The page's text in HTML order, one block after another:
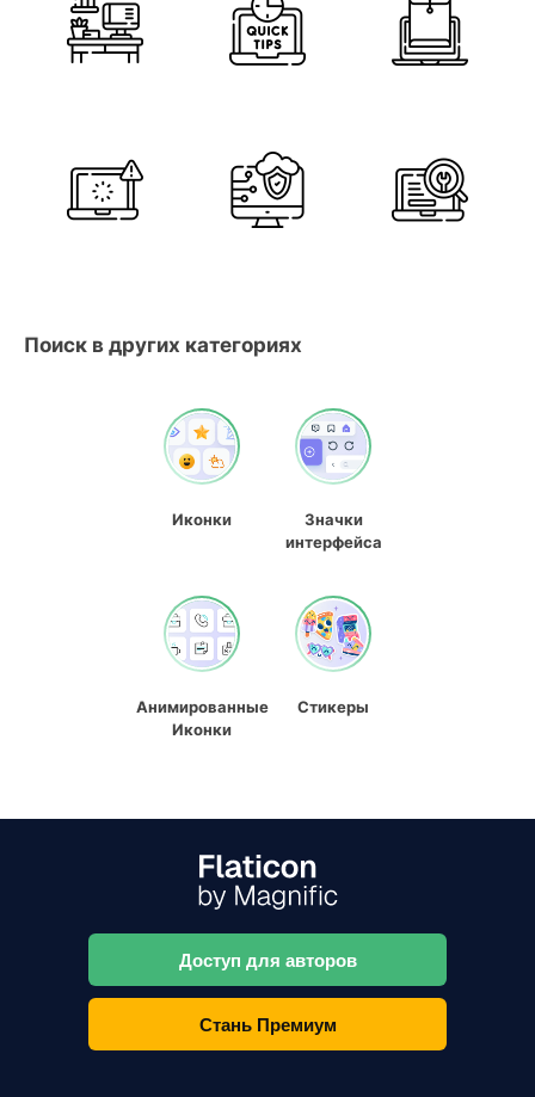
Поиск в других категориях
Иконки
Значки
интерфейса
Анимированные
Иконки
Стикеры
Доступ для авторов
Стань Премиум